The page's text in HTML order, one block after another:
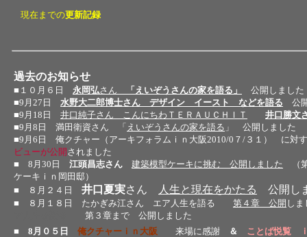
現在までの更新記録
過去のお知らせ
■ １０月６日 永岡弘さん 「えいぞうさんの家を語る」
公開しました
■9月27日 水野大二郎博士さん デザイン イースト などを語る
公
■9月18日 井口純子さん こんにちわＴＥＲＡＵＣＨＩＴ 井口勝文
■9月8日 満田衛資さん 「 えいぞうさんの家を語る 」 公開しました
■9月6日 俺クチャー（アーキフォラムｉｎ大阪2010/0７/３１） に
ビューが公開 されました
■ 8月30日 江頭昌志さん 建築模型ケーキに挑む 公開しました （
ケーキｉｎ岡田邸）
■
８月２４日 井口夏実さん 人生と現在をかたる 公開し
■ ８月１８日 たかぎみ江さん エア人生を語る 第４章 公開 し
第３章まで 公開しました
■ 8月０５日 俺クチャーｉｎ大阪 来場に感謝 ＆ ことば悦覧